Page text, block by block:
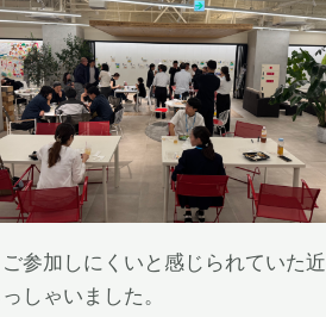
参加しにくいと感じられていた近
しゃいました。